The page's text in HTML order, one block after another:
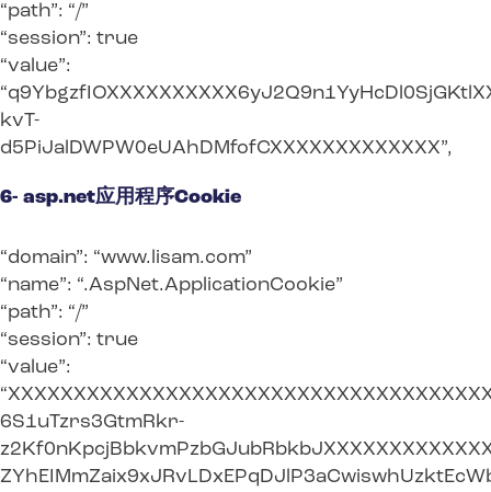
“path”: “/”
“session”: true
“value”:
kvT-
d5PiJalDWPW0eUAhDMfofCXXXXXXXXXXXXX”,
6- asp.net应用程序Cookie
“domain”: “www.lisam.com”
“name”: “.AspNet.ApplicationCookie”
“path”: “/”
“session”: true
“value”:
6S1uTzrs3GtmRkr-